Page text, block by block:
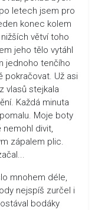
letech jsem pro
konec kolem
větví toho
jeho tělo vytáhl
jednoho tenčího
pokračovat. Už asi
vlasů stejkala
Každá minuta
Moje boty
nemohl divit,
zápalem plic.
mnohem déle,
nejspíš zurčel i
bodáky